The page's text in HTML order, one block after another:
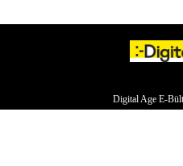
Digital Age E-